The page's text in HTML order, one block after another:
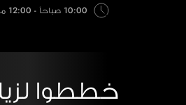
10:00 صباحاً - 12:00 منتصف الليل
خططوا